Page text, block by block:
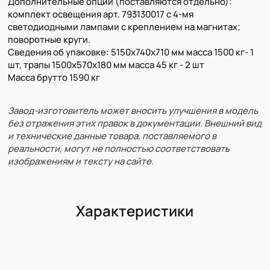
комплект освещения арт. 793130017 с 4-мя
светодиодными лампами с креплением на магнитах;
поворотные круги.
Сведения об упаковке: 5150х740х710 мм масса 1500 кг- 1
шт, трапы 1500х570х180 мм масса 45 кг - 2 шт
Масса брутто 1590 кг
Завод-изготовитель может вносить улучшения в модель
без отражения этих правок в документации. Внешний вид
и технические данные товара, поставляемого в
реальности, могут не полностью соответствовать
изображениям и тексту на сайте.
Характеристики